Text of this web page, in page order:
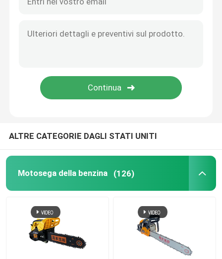
Ventilatore di neve e della foglia
ALTRE CATEGORIE DAGLI STATI UNITI
Motosega della benzina (126)